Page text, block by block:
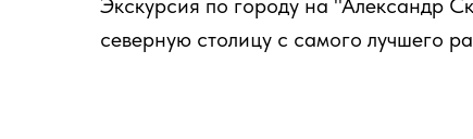
Экскурсия по городу на "Александр
северную столицу с самого лучшего